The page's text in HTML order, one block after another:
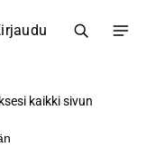
kaikki sivun